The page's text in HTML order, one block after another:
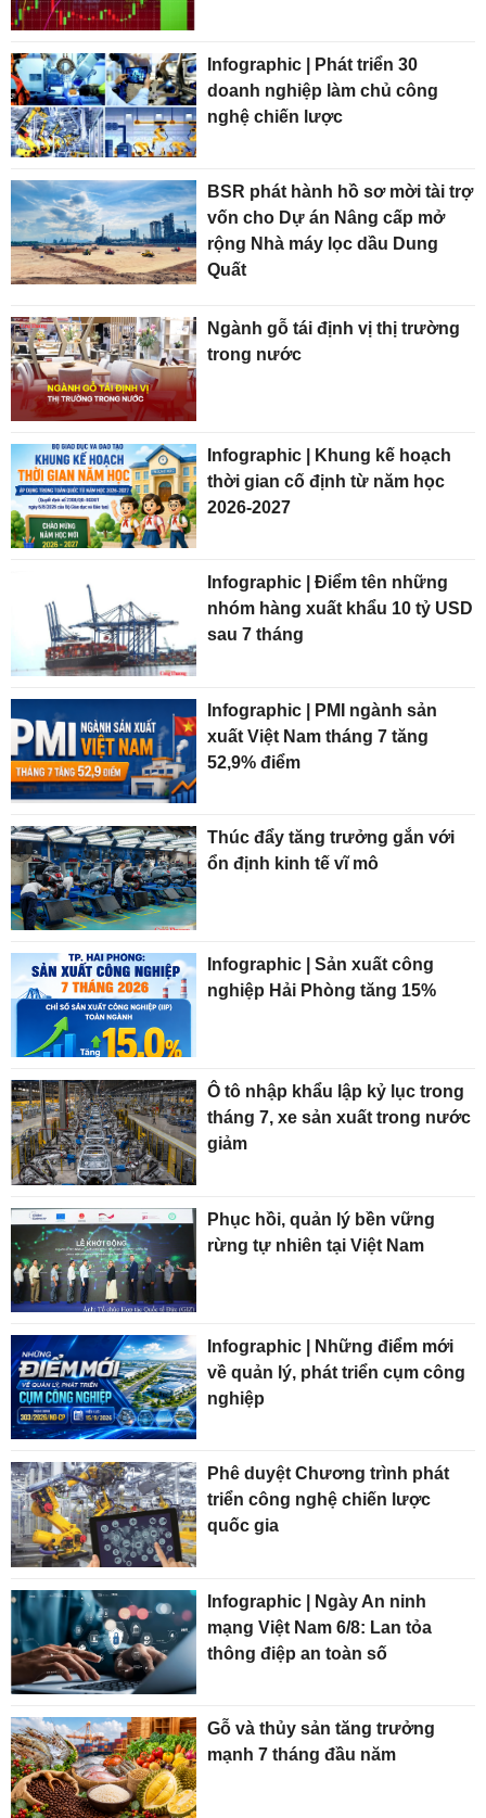
Infographic | Phát triển 30
doanh nghiệp làm chủ công
nghệ chiến lược
BSR phát hành hồ sơ mời tài trợ
vốn cho Dự án Nâng cấp mở
rộng Nhà máy lọc dầu Dung
Quất
Ngành gỗ tái định vị thị trường
trong nước
Infographic | Khung kế hoạch
thời gian cố định từ năm học
2026-2027
Infographic | Điểm tên những
nhóm hàng xuất khẩu 10 tỷ USD
sau 7 tháng
Infographic | PMI ngành sản
xuất Việt Nam tháng 7 tăng
52,9% điểm
Thúc đẩy tăng trưởng gắn với
ổn định kinh tế vĩ mô
Infographic | Sản xuất công
nghiệp Hải Phòng tăng 15%
Ô tô nhập khẩu lập kỷ lục trong
tháng 7, xe sản xuất trong nước
giảm
Phục hồi, quản lý bền vững
rừng tự nhiên tại Việt Nam
Infographic | Những điểm mới
về quản lý, phát triển cụm công
nghiệp
Phê duyệt Chương trình phát
triển công nghệ chiến lược
quốc gia
Infographic | Ngày An ninh
mạng Việt Nam 6/8: Lan tỏa
thông điệp an toàn số
Gỗ và thủy sản tăng trưởng
mạnh 7 tháng đầu năm